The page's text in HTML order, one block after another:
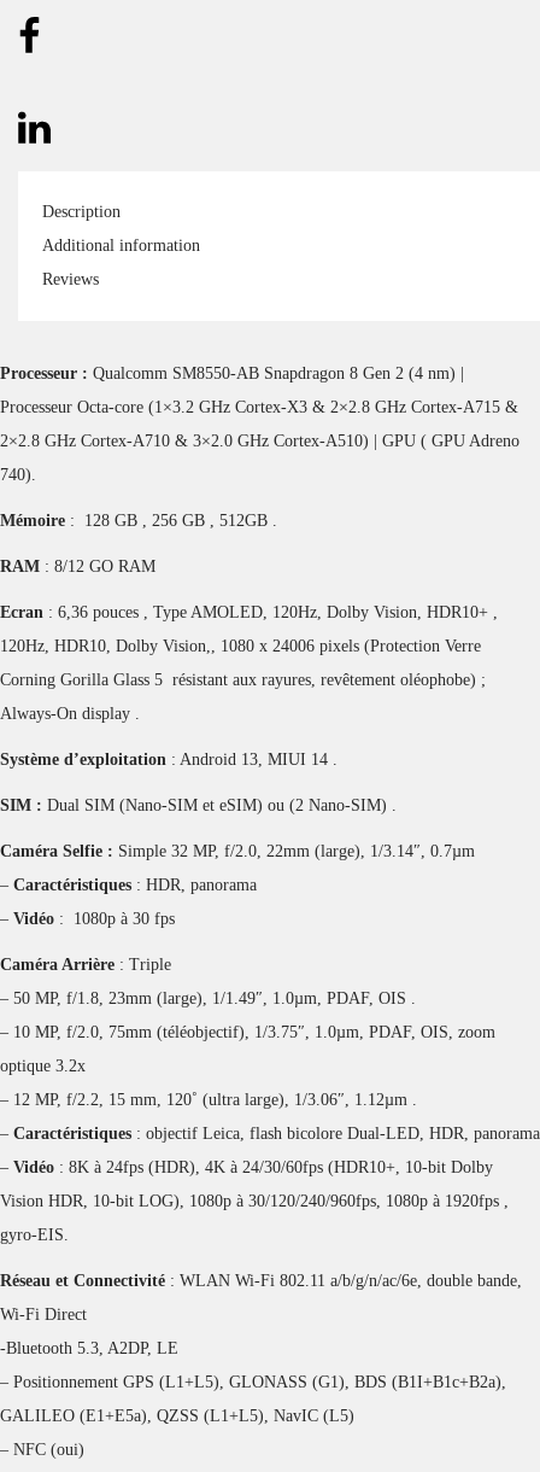
Description
Additional information
Reviews
Processeur : Qualcomm SM8550-AB Snapdragon 8 Gen 2 (4 nm) |
Processeur Octa-core (1×3.2 GHz Cortex-X3 & 2×2.8 GHz Cortex-A715 &
2×2.8 GHz Cortex-A710 & 3×2.0 GHz Cortex-A510) | GPU ( GPU Adreno
740).
Mémoire : 128 GB , 256 GB , 512GB .
RAM : 8/12 GO RAM
Ecran : 6,36 pouces , Type AMOLED, 120Hz, Dolby Vision, HDR10+ ,
120Hz, HDR10, Dolby Vision,, 1080 x 24006 pixels (Protection Verre
Corning Gorilla Glass 5 résistant aux rayures, revêtement oléophobe) ;
Always-On display .
Système d’exploitation : Android 13, MIUI 14 .
SIM : Dual SIM (Nano-SIM et eSIM) ou (2 Nano-SIM) .
Caméra Selfie : Simple 32 MP, f/2.0, 22mm (large), 1/3.14″, 0.7µm
– Caractéristiques : HDR, panorama
– Vidéo : 1080p à 30 fps
Caméra Arrière : Triple
– 50 MP, f/1.8, 23mm (large), 1/1.49″, 1.0µm, PDAF, OIS .
– 10 MP, f/2.0, 75mm (téléobjectif), 1/3.75″, 1.0µm, PDAF, OIS, zoom
optique 3.2x
– 12 MP, f/2.2, 15 mm, 120˚ (ultra large), 1/3.06″, 1.12µm .
– Caractéristiques : objectif Leica, flash bicolore Dual-LED, HDR, panorama
– Vidéo : 8K à 24fps (HDR), 4K à 24/30/60fps (HDR10+, 10-bit Dolby
Vision HDR, 10-bit LOG), 1080p à 30/120/240/960fps, 1080p à 1920fps ,
gyro-EIS.
Réseau et Connectivité : WLAN Wi-Fi 802.11 a/b/g/n/ac/6e, double bande,
Wi-Fi Direct
-Bluetooth 5.3, A2DP, LE
– Positionnement GPS (L1+L5), GLONASS (G1), BDS (B1I+B1c+B2a),
GALILEO (E1+E5a), QZSS (L1+L5), NavIC (L5)
– NFC (oui)